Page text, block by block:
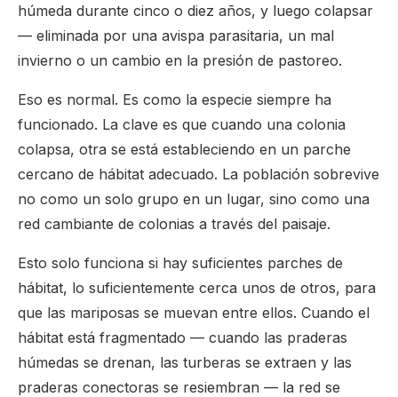
húmeda durante cinco o diez años, y luego colapsar
— eliminada por una avispa parasitaria, un mal
invierno o un cambio en la presión de pastoreo.
Eso es normal. Es como la especie siempre ha
funcionado. La clave es que cuando una colonia
colapsa, otra se está estableciendo en un parche
cercano de hábitat adecuado. La población sobrevive
no como un solo grupo en un lugar, sino como una
red cambiante de colonias a través del paisaje.
Esto solo funciona si hay suficientes parches de
hábitat, lo suficientemente cerca unos de otros, para
que las mariposas se muevan entre ellos. Cuando el
hábitat está fragmentado — cuando las praderas
húmedas se drenan, las turberas se extraen y las
praderas conectoras se resiembran — la red se